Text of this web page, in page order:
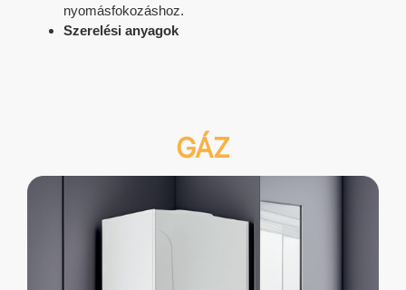
nyomásfokozáshoz.
Szerelési anyagok
GÁZ